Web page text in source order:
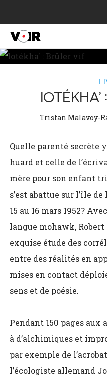
IOTÉKHA’
Tristan Malavoy-
Quelle parenté secrète
huard et celle de
mère pour son enfant
s’est abattue sur l’île
15 au 16 mars 1952? Avec
langue mohawk,
exquise étude des
entre des réalités en
mises en contact
sens et de poésie.
Pendant 150 pages aux
à d’alchimiques et
par exemple de
l’écologiste allemand